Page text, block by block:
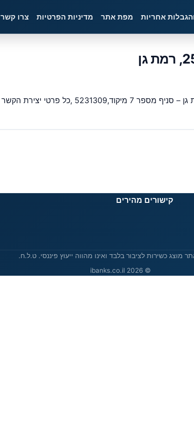
אחריות מפת אתר מדיניות הפרטיות צרו קשר
קישורים מהירים
מוצג כשירות לציבור בלבד ואינו מהווה ייעוץ פיננסי. ט.ל.ח.
© 2026 ibanks.co.il